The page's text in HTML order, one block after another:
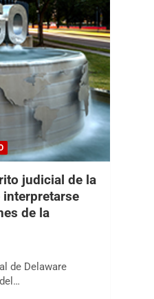
judicial de la
interpretarse
de la
de Delaware